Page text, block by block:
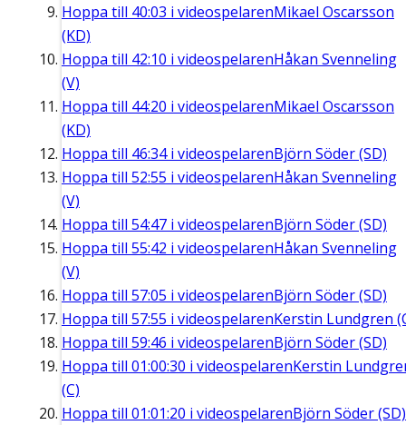
Hoppa till 40:03 i videospelarenMikael Oscarsson
(KD)
Hoppa till 42:10 i videospelarenHåkan Svenneling
(V)
Hoppa till 44:20 i videospelarenMikael Oscarsson
(KD)
Hoppa till 46:34i videospelarenBjörn Söder (SD)
Hoppa till 52:55 i videospelarenHåkan Svenneling
(V)
Hoppa till 54:47 i videospelarenBjörn Söder (SD)
Hoppa till 55:42 i videospelarenHåkan Svenneling
(V)
Hoppa till 57:05 i videospelarenBjörn Söder (SD)
Hoppa till 57:55 i videospelarenKerstin Lundgren
Hoppa till 59:46 i videospelarenBjörn Söder (SD)
Hoppa till 01:00:30 i videospelarenKerstin
(C)
Hoppa till 01:01:20 i videospelarenBjörn Söder (SD)